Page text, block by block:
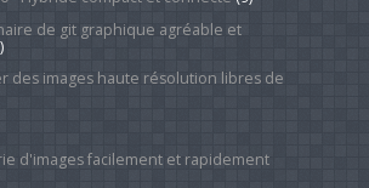
de git graphique agréable et
des images haute résolution libres de
d'images facilement et rapidement